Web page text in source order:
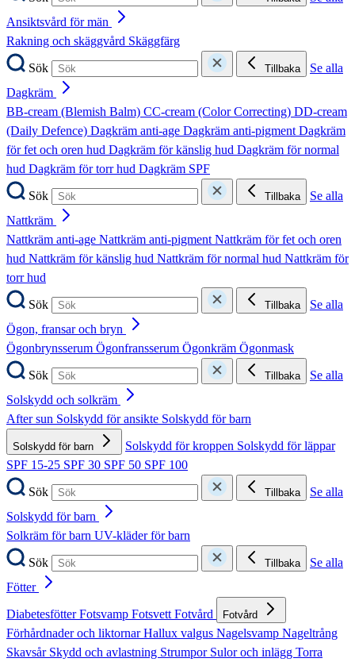
Ansiktsvård för män
Rakning och skäggvård Skäggfärg
Sök
Tillbaka
Se alla
Dagkräm
BB-cream (Blemish Balm) CC-cream (Color Correcting) DD-cream
(Daily Defence) Dagkräm anti-age Dagkräm anti-pigmentDagkräm
för fet och oren hud Dagkräm för känslig hud Dagkräm för normal
hud Dagkräm för torr hud Dagkräm SPF
Sök
Tillbaka
Se alla
Nattkräm
Nattkräm anti-age Nattkräm anti-pigmentNattkräm för fet och oren
hud Nattkräm för känslig hud Nattkräm för normal hud Nattkräm för
torr hud
Sök
Tillbaka
Se alla
Ögon, fransar och bryn
Ögonbrynsserum Ögonfransserum Ögonkräm Ögonmask
Sök
Tillbaka
Se alla
Solskydd och solkräm
After sun Solskydd för ansikte Solskydd för barn
Solskydd för barn Solskydd för kroppen Solskydd för läppar
SPF 15-25 SPF 30 SPF 50 SPF 100
Sök
Tillbaka
Se alla
Solskydd för barn
Solkräm för barn UV-kläder för barn
Sök
Tillbaka
Se alla
Fötter
DiabetesfötterFotsvamp FotsvettFotvård Fotvård
Förhårdnader och liktornarHallux valgus Nagelsvamp Nageltrång
Skavsår Skydd och avlastning Strumpor Sulor och inlägg Torra